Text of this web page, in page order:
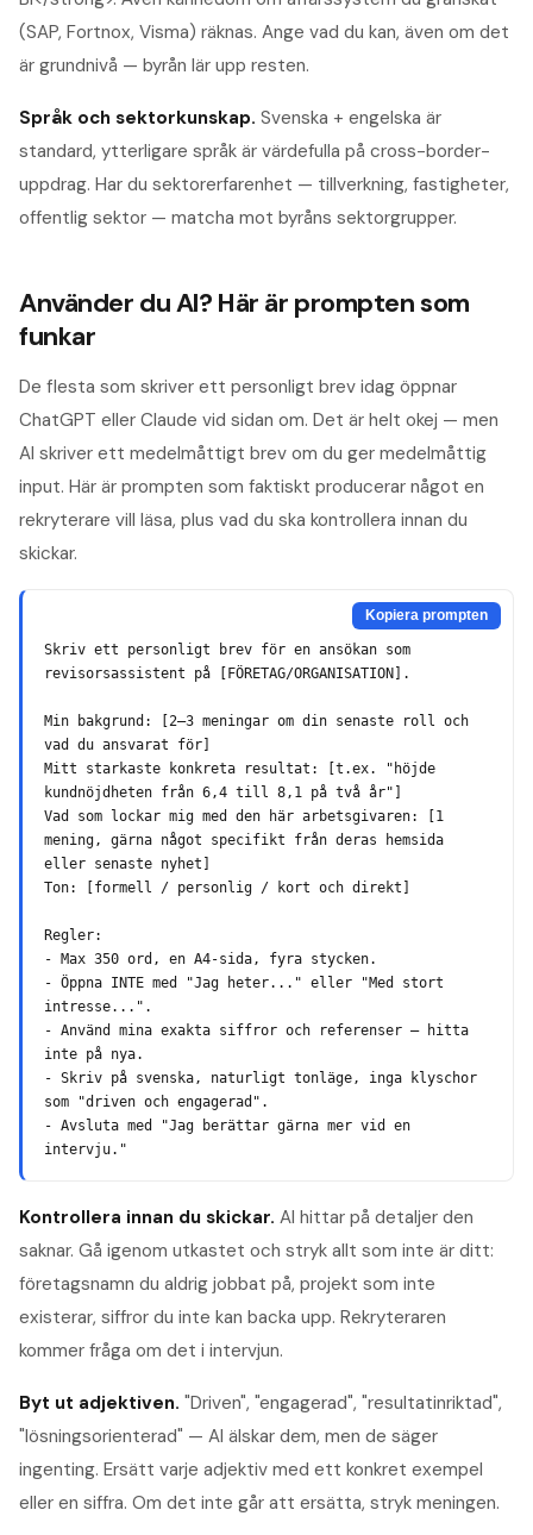
(SAP, Fortnox, Visma) räknas. Ange vad du kan, även om det
är grundnivå — byrån lär upp resten.
Språk och sektorkunskap. Svenska + engelska är
standard, ytterligare språk är värdefulla på cross-border-
uppdrag. Har du sektorerfarenhet — tillverkning, fastigheter,
offentlig sektor — matcha mot byråns sektorgrupper.
Använder du AI? Här är prompten som
funkar
De flesta som skriver ett personligt brev idag öppnar
ChatGPT eller Claude vid sidan om. Det är helt okej — men
AI skriver ett medelmåttigt brev om du ger medelmåttig
input. Här är prompten som faktiskt producerar något en
rekryterare vill läsa, plus vad du ska kontrollera innan du
skickar.
Kopiera prompten
Skriv ett personligt brev för en ansökan som
revisorsassistent på [FÖRETAG/ORGANISATION].
Min bakgrund: [2–3 meningar om din senaste roll och
vad du ansvarat för]
Mitt starkaste konkreta resultat: [t.ex. "höjde
kundnöjdheten från 6,4 till 8,1 på två år"]
Vad som lockar mig med den här arbetsgivaren: [1
mening, gärna något specifikt från deras hemsida
eller senaste nyhet]
Ton: [formell / personlig / kort och direkt]
Regler:
- Max 350 ord, en A4-sida, fyra stycken.
- Öppna INTE med "Jag heter..." eller "Med stort
intresse...".
- Använd mina exakta siffror och referenser — hitta
inte på nya.
- Skriv på svenska, naturligt tonläge, inga klyschor
som "driven och engagerad".
- Avsluta med "Jag berättar gärna mer vid en
intervju."
Kontrollera innan du skickar. AI hittar på detaljer den
saknar. Gå igenom utkastet och stryk allt som inte är ditt:
företagsnamn du aldrig jobbat på, projekt som inte
existerar, siffror du inte kan backa upp. Rekryteraren
kommer fråga om det i intervjun.
Byt ut adjektiven. "Driven", "engagerad", "resultatinriktad",
"lösningsorienterad" — AI älskar dem, men de säger
ingenting. Ersätt varje adjektiv med ett konkret exempel
eller en siffra. Om det inte går att ersätta, stryk meningen.